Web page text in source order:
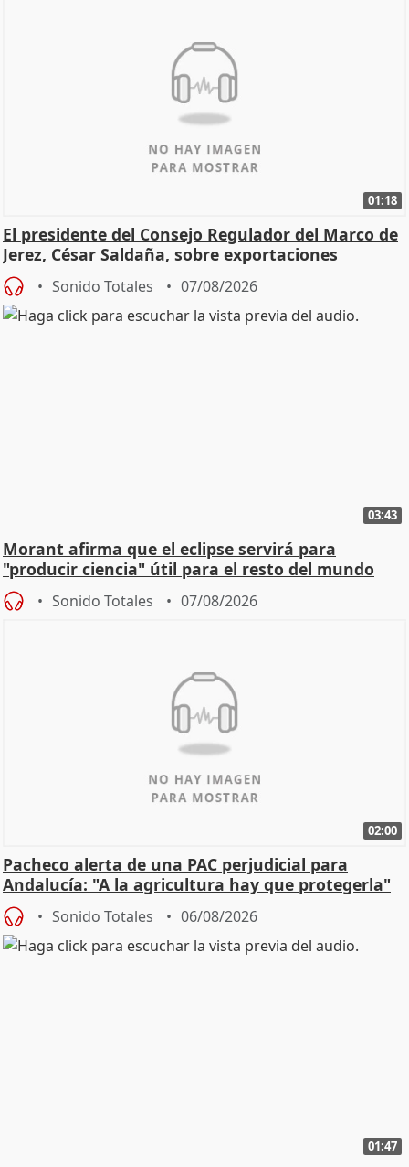
01:18
El presidente del Consejo Regulador del Marco de
Jerez, César Saldaña, sobre exportaciones
Sonido Totales 07/08/2026
03:43
Morant afirma que el eclipse servirá para
"producir ciencia" útil para el resto del mundo
Sonido Totales 07/08/2026
02:00
Pacheco alerta de una PAC perjudicial para
Andalucía: "A la agricultura hay que protegerla"
Sonido Totales 06/08/2026
01:47